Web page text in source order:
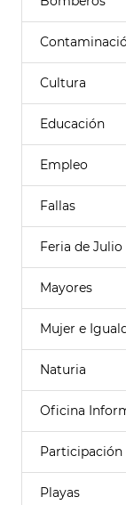
Cultura
Educación
Empleo
Fallas
Feria de Julio
Mayores
Mujer e
Naturia
Oficina
Participación
Playas